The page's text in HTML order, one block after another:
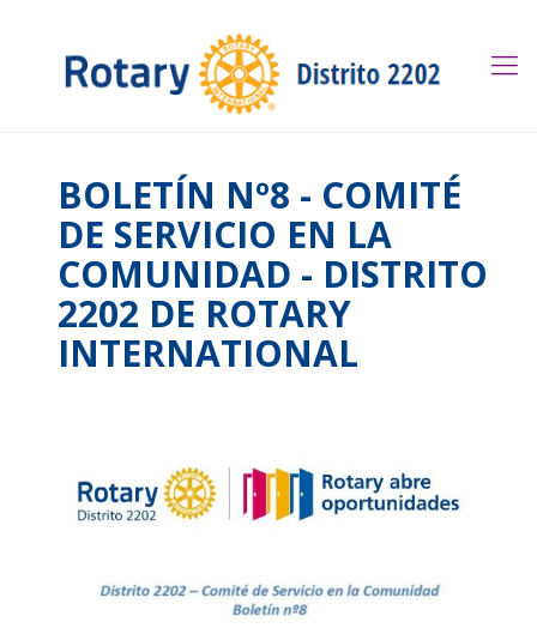
BOLETÍN Nº8 - COMITÉ
DE SERVICIO EN LA
COMUNIDAD - DISTRITO
2202 DE ROTARY
INTERNATIONAL